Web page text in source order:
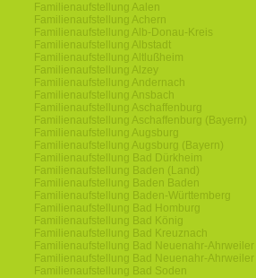
Familienaufstellung Aalen
Familienaufstellung Achern
Familienaufstellung Alb-Donau-Kreis
Familienaufstellung Albstadt
Familienaufstellung Altlußheim
Familienaufstellung Alzey
Familienaufstellung Andernach
Familienaufstellung Ansbach
Familienaufstellung Aschaffenburg
Familienaufstellung Aschaffenburg (Bayern)
Familienaufstellung Augsburg
Familienaufstellung Augsburg (Bayern)
Familienaufstellung Bad Dürkheim
Familienaufstellung Baden (Land)
Familienaufstellung Baden Baden
Familienaufstellung Baden-Württemberg
Familienaufstellung Bad Homburg
Familienaufstellung Bad König
Familienaufstellung Bad Kreuznach
Familienaufstellung Bad Neuenahr-Ahrweiler
Familienaufstellung Bad Neuenahr-Ahrweiler
Familienaufstellung Bad Soden